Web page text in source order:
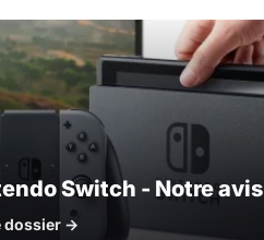
Switch - Notre avis
dossier →